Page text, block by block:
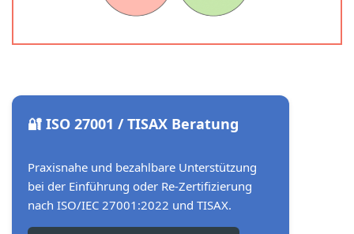
🔐 ISO 27001 / TISAX Beratung
Praxisnahe und bezahlbare Unterstützung
bei der Einführung oder Re-Zertifizierung
nach ISO/IEC 27001:2022 und TISAX.